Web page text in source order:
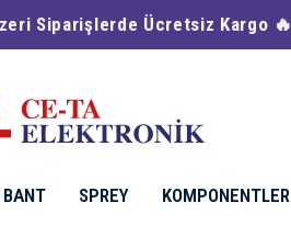
Siparişlerde Ücretsiz Kargo 🔥
BANT SPREY KOMPONENTLER